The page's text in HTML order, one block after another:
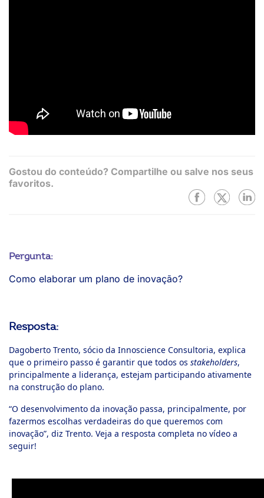
Gostou do conteúdo? Compartilhe ou salve nos seus
favoritos.
Pergunta:
Como elaborar um plano de inovação?
Resposta:
Dagoberto Trento, sócio da Innoscience Consultoria, explica
que o primeiro passo é garantir que todos os stakeholders,
principalmente a liderança, estejam participando ativamente
na construção do plano.
“O desenvolvimento da inovação passa, principalmente, por
fazermos escolhas verdadeiras do que queremos com
inovação”, diz Trento. Veja a resposta completa no vídeo a
seguir!